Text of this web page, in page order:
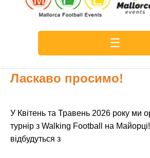
Ласкаво просимо!
У Квітень та Травень 2026 року ми
турнір з Walking Football на
відбудуться з